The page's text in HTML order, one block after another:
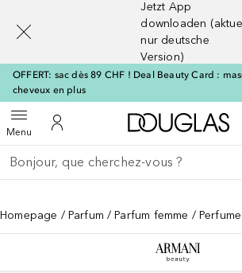
Jetzt App
downloaden (aktuell
nur deutsche
Version)
OFFERT: sac dès 89 CHF ! Deal Beauty Card :
cheveux en plus
MenuOuvrir le menuVers Mon Compte
Retourner
Exécuter la recherche
Homepage Parfum Parfum femme
[navigation.slideout.screenreader]